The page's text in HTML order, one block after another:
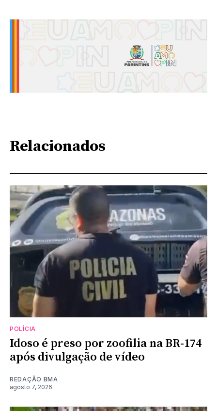
Relacionados
POLÍCIA
Idoso é preso por zoofilia na BR-174
após divulgação de vídeo
REDAÇÃO BMA
agosto 7, 2026